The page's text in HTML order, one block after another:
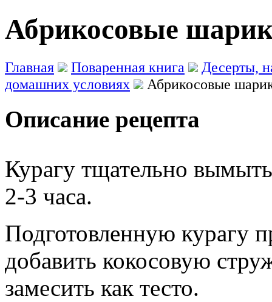
Абрикосовые
Главная Поваренная книга
Десерты,
домашних условиях
Абрикосовые
Описание рецепта
Курагу тщательно
2-3 часа.
Подготовленную курагу
добавить кокосовую
замесить как тесто.